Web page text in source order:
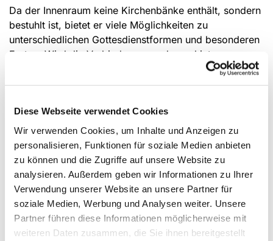
Diese Webseite verwendet Cookies
Wir verwenden Cookies, um Inhalte und Anzeigen zu
personalisieren, Funktionen für soziale Medien anbieten
zu können und die Zugriffe auf unsere Website zu
analysieren. Außerdem geben wir Informationen zu Ihrer
Verwendung unserer Website an unsere Partner für
soziale Medien, Werbung und Analysen weiter. Unsere
Partner führen diese Informationen möglicherweise mit
weiteren Daten zusammen, die Sie ihnen bereitgestellt
Da der Innenraum keine Kirchenbänke enthält, sondern
bestuhlt ist, bietet er viele Möglichkeiten zu
unterschiedlichen Gottesdienstformen und besonderen
Festen. Wird die Verbindungswand zum hinteren
Gruppenraum geöffnet, haben ca. 250 Personen in der
Kirche Platz.
Chorfenster, das nach Entwürfen der Bildhauerin
Elisabeth Altenrichter-Dicke ausgeführt wurde.
Erwähnung finden sollte noch das schlichte Altarkreuz,
auf dem auf einer Seite das Vaterunser, auf der
anderen Seite die Worte aus Joh 14,6 zu lesen sind: Ich
bin der Weg, die Wahrheit und das Leben; niemand
kommt zum Vater denn durch mich.
Ausführliche Informationen über die Geschichte des